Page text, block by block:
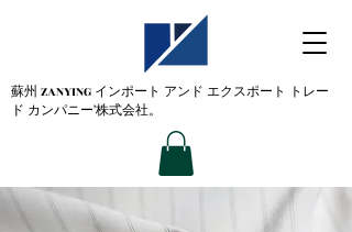
蘇州 ZANYING インポート アンド エクスポート トレー
ド カンパニー'株式会社。